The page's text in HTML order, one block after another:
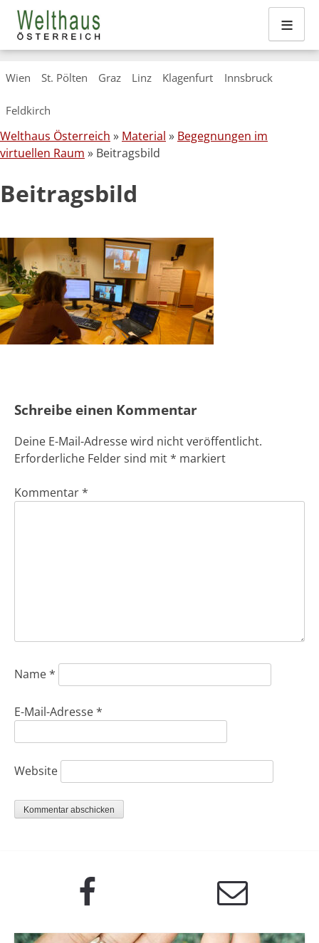
to
content
Wien St. Pölten Graz Linz Klagenfurt Innsbruck
Feldkirch
≡
Welthaus Österreich » Material » Begegnungen im
virtuellen Raum » Beitragsbild
Beitragsbild
Schreibe einen Kommentar
Deine E-Mail-Adresse wird nicht veröffentlicht.
Erforderliche Felder sind mit* markiert
Kommentar*
Name*
E-Mail-Adresse*
Website